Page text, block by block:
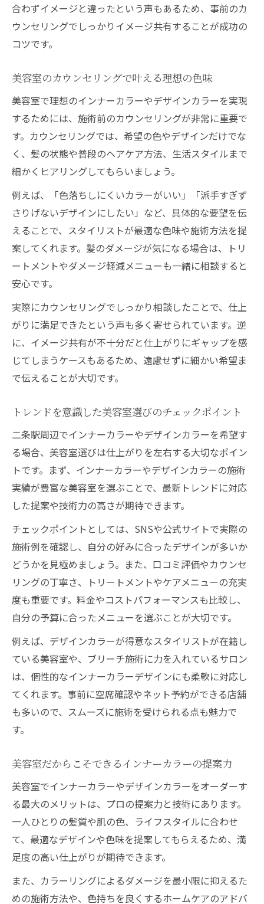
合わずイメージと違ったという声もあるため、事前のカ
ウンセリングでしっかりイメージ共有することが成功の
コツです。
美容室のカウンセリングで叶える理想の色味
美容室で理想のインナーカラーやデザインカラーを実現
するためには、施術前のカウンセリングが非常に重要で
す。カウンセリングでは、希望の色やデザインだけでな
く、髪の状態や普段のヘアケア方法、生活スタイルまで
細かくヒアリングしてもらいましょう。
例えば、「色落ちしにくいカラーがいい」「派手すぎず
さりげないデザインにしたい」など、具体的な要望を伝
えることで、スタイリストが最適な色味や施術方法を提
案してくれます。髪のダメージが気になる場合は、トリ
ートメントやダメージ軽減メニューも一緒に相談すると
安心です。
実際にカウンセリングでしっかり相談したことで、仕上
がりに満足できたという声も多く寄せられています。逆
に、イメージ共有が不十分だと仕上がりにギャップを感
じてしまうケースもあるため、遠慮せずに細かい希望ま
で伝えることが大切です。
トレンドを意識した美容室選びのチェックポイント
二条駅周辺でインナーカラーやデザインカラーを希望す
る場合、美容室選びは仕上がりを左右する大切なポイン
トです。まず、インナーカラーやデザインカラーの施術
実績が豊富な美容室を選ぶことで、最新トレンドに対応
した提案や技術力の高さが期待できます。
チェックポイントとしては、SNSや公式サイトで実際の
施術例を確認し、自分の好みに合ったデザインが多いか
どうかを見極めましょう。また、口コミ評価やカウンセ
リングの丁寧さ、トリートメントやケアメニューの充実
度も重要です。料金やコストパフォーマンスも比較し、
自分の予算に合ったメニューを選ぶことが大切です。
例えば、デザインカラーが得意なスタイリストが在籍し
ている美容室や、ブリーチ施術に力を入れているサロン
は、個性的なインナーカラーデザインにも柔軟に対応し
てくれます。事前に空席確認やネット予約ができる店舗
も多いので、スムーズに施術を受けられる点も魅力で
す。
美容室だからこそできるインナーカラーの提案力
美容室でインナーカラーやデザインカラーをオーダーす
る最大のメリットは、プロの提案力と技術にあります。
一人ひとりの髪質や肌の色、ライフスタイルに合わせ
て、最適なデザインや色味を提案してもらえるため、満
足度の高い仕上がりが期待できます。
また、カラーリングによるダメージを最小限に抑えるた
めの施術方法や、色持ちを良くするホームケアのアドバ